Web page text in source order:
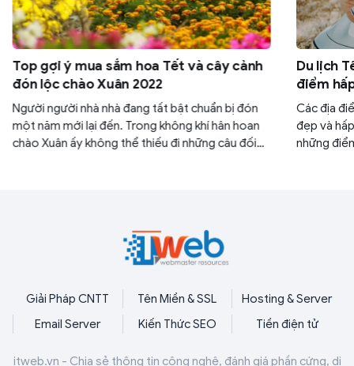
Top gợi ý mua sắm hoa Tết và cây cảnh
đón lộc chào Xuân 2022
Người người nhà nhà đang tất bật chuẩn bị đón
một năm mới lại đến. Trong không khí hân hoan
chào Xuân ấy không thể thiếu đi những câu đối
tài lộc vào đầu năm mới.
Du lịch
điểm
Các địa
đẹp và
những
Giải Pháp CNTT Tên Miền & SSL
Hosting & Server
Email Server
Kiến Thức SEO Tiền điện tử
itweb.vn - Chia sẻ thông tin công nghệ, đánh giá phần cứng, di